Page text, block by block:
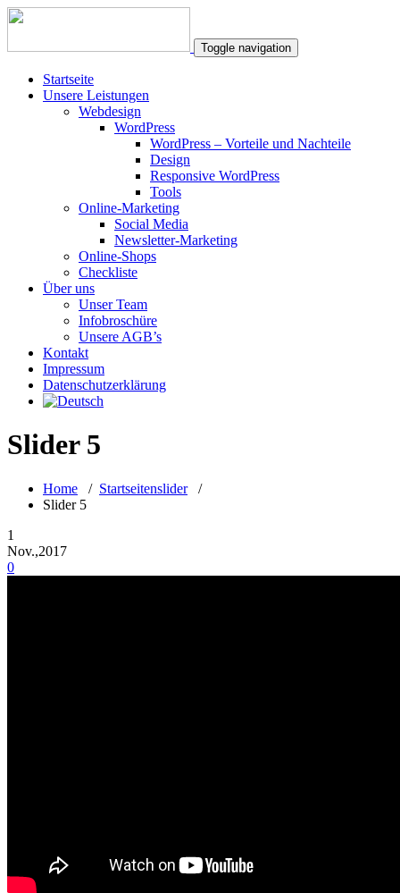
Toggle navigation
Startseite
Unsere Leistungen
Webdesign
WordPress
WordPress – Vorteile und Nachteile
Design
Responsive WordPress
Tools
Online-Marketing
Social Media
Newsletter-Marketing
Online-Shops
Checkliste
Über uns
Unser Team
Infobroschüre
Unsere AGB’s
Kontakt
Impressum
Datenschutzerklärung
Slider 5
Home / Startseitenslider/
Slider 5
1
Nov.,2017
0